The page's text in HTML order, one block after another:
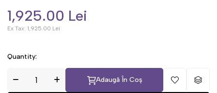
1,925.00 Lei
Ex Tax: 1,925.00 Lei
Quantity:
Adaugă În Coș